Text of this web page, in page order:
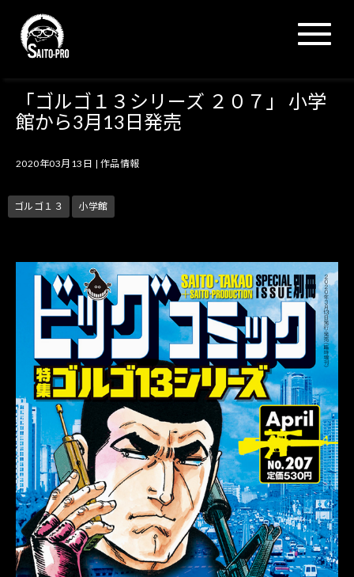
N
a
g
a
「ゴルゴ１３シリーズ ２０７」 小学
館から3月13日発売
2020年03月13日 | 作品情報
ゴルゴ１３ 小学館